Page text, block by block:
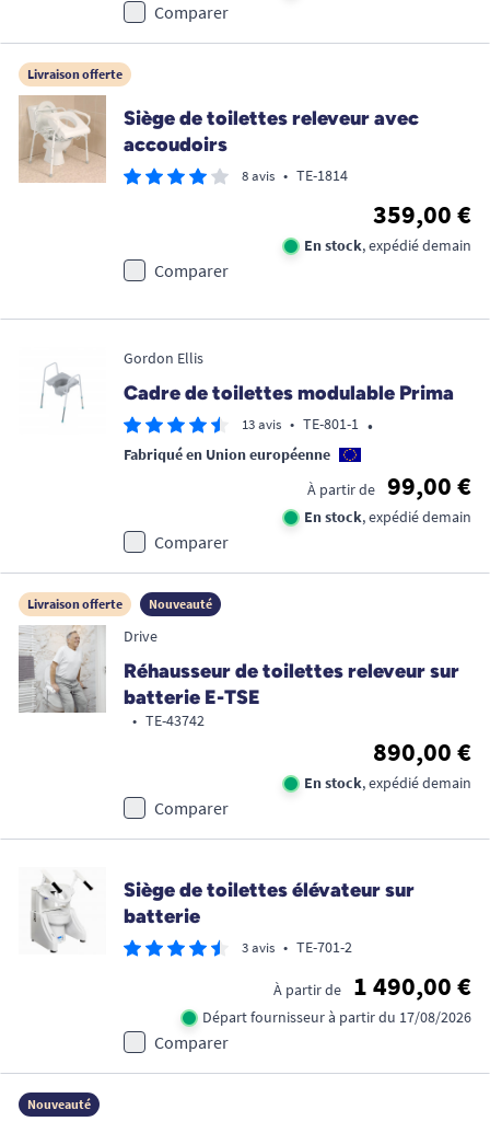
Comparer
Livraison offerte
Siège de toilettes releveur avec
accoudoirs
8 avis • TE-1814
359,00 €
En stock, expédié demain
Comparer
Gordon Ellis
Cadre de toilettes modulable Prima
13 avis • TE-801-1 •
Fabriqué en Union européenne
À partir de
99,00 €
En stock, expédié demain
Comparer
Livraison offerte Nouveauté
Drive
Réhausseur de toilettes releveur sur
batterie E-TSE
• TE-43742
890,00 €
En stock, expédié demain
Comparer
Siège de toilettes élévateur sur
batterie
3 avis • TE-701-2
À partir de 1 490,00 €
Départ fournisseur à partir du 17/08/2026
Comparer
Nouveauté